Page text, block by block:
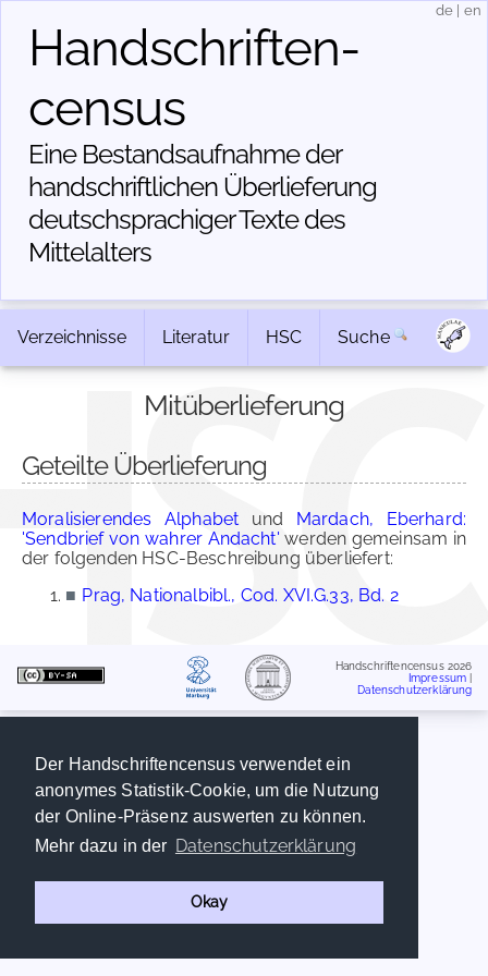
Der Handschriftencensus verwendet ein
anonymes Statistik-Cookie, um die Nutzung
der Online-Präsenz auswerten zu können.
Mehr dazu in der Datenschutzerklärung
Okay
Handschriften­
census
Eine Bestandsaufnahme der
handschriftlichen Über­lieferung
deutschsprachiger Texte des
Mittelalters
de en
Verzeichnisse Literatur HSC Suche
Mitüberlieferung
Geteilte Überlieferung
Moralisierendes Alphabet und Mardach, Eberhard:
'Sendbrief von wahrer Andacht' werden gemeinsam in
der folgenden HSC-Beschreibung überliefert:
■ Prag, Nationalbibl., Cod. XVI.G.33, Bd. 2
Handschriftencensus 2026
Impressum
Datenschutzerklärung